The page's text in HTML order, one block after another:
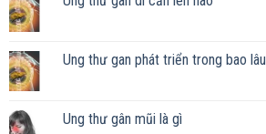
Ung thư gan phát triển trong bao lâu
Ung thư gân mũi là gì